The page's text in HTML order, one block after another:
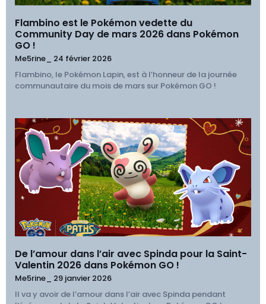
Flambino est le Pokémon vedette du
Community Day de mars 2026 dans Pokémon
GO !
Me5rine_ 24 février 2026
Flambino, le Pokémon Lapin, est à l’honneur de la journée
communautaire du mois de mars sur Pokémon GO !
De l’amour dans l’air avec Spinda pour la Saint-
Valentin 2026 dans Pokémon GO !
Me5rine_ 29 janvier 2026
Il va y avoir de l’amour dans l’air avec Spinda pendant